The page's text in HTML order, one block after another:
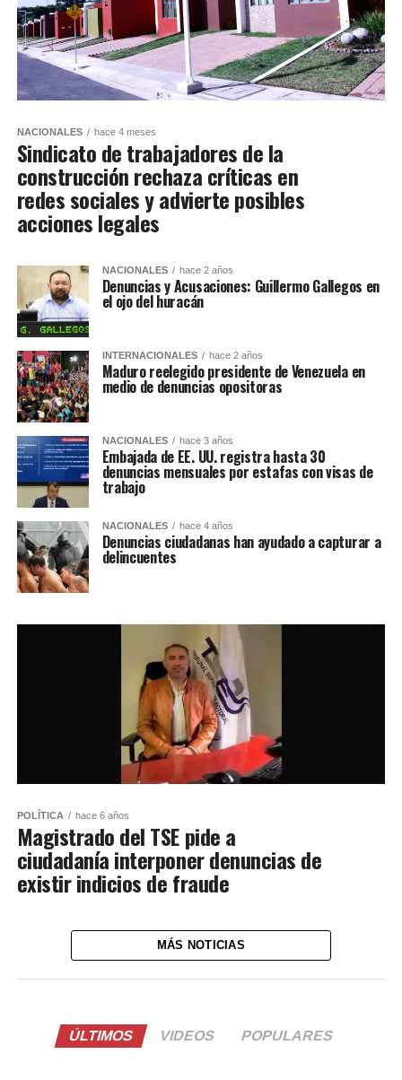
NACIONALES hace 4 meses
Sindicato de trabajadores de la
construcción rechaza críticas en
redes sociales y advierte posibles
acciones legales
NACIONALES hace 2 años
Denuncias y Acusaciones: Guillermo Gallegos en
el ojo del huracán
INTERNACIONALES hace 2 años
Maduro reelegido presidente de Venezuela en
medio de denuncias opositoras
NACIONALES hace 3 años
Embajada de EE. UU. registra hasta 30
denuncias mensuales por estafas con visas de
trabajo
NACIONALES hace 4 años
Denuncias ciudadanas han ayudado a capturar a
delincuentes
POLÍTICA hace 6 años
Magistrado del TSE pide a
ciudadanía interponer denuncias de
existir indicios de fraude
MÁS NOTICIAS
ÚLTIMOS VIDEOS POPULARES